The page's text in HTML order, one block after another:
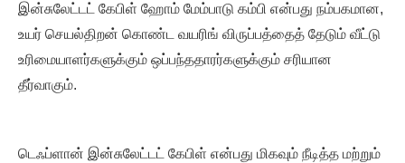
இன்சுலேட்டட் கேபிள் ஹோம் மேம்பாடு கம்பி என்பது நம்பகமான,
உயர் செயல்திறன் கொண்ட வயரிங் விருப்பத்தைத் தேடும் வீட்டு
உரிமையாளர்களுக்கும் ஒப்பந்ததாரர்களுக்கும் சரியான
தீர்வாகும்.
டெஃப்ளான் இன்சுலேட்டட் கேபிள் என்பது மிகவும் நீடித்த மற்றும்